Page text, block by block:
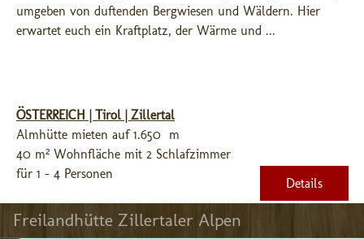
umgeben von duftenden Bergwiesen und Wäldern. Hier
erwartet euch ein Kraftplatz, der Wärme und ...
ÖSTERREICH | Tirol | Zillertal
Almhütte mieten auf 1.650 m
40 m² Wohnfläche mit 2 Schlafzimmer
für 1 - 4 Personen
Details
Freilandhütte Zillertaler Alpen